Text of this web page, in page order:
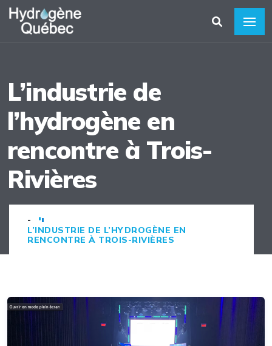
L’industrie de
l’hydrogène en
rencontre à Trois-
Rivières
-
L’INDUSTRIE DE L’HYDROGÈNE EN
RENCONTRE À TROIS-RIVIÈRES